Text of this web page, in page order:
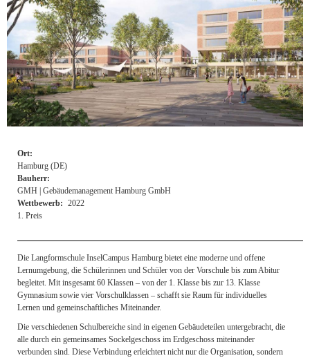
Ort:
Hamburg (DE)
Bauherr:
GMH | Gebäudemanagement Hamburg GmbH
Wettbewerb:
1. Preis
2022
Die Langformschule InselCampus Hamburg bietet eine moderne und offene
Lernumgebung, die Schülerinnen und Schüler von der Vorschule bis zum Abitur
begleitet. Mit insgesamt 60 Klassen – von der 1. Klasse bis zur 13. Klasse
Gymnasium sowie vier Vorschulklassen – schafft sie Raum für individuelles
Lernen und gemeinschaftliches Miteinander.
Die verschiedenen Schulbereiche sind in eigenen Gebäudeteilen untergebracht, die
alle durch ein gemeinsames Sockelgeschoss im Erdgeschoss miteinander
verbunden sind. Diese Verbindung erleichtert nicht nur die Organisation, sondern